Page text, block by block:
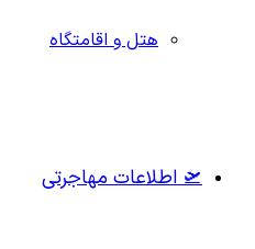
هتل و اقامتگاه
🛫 اطلاعات مهاجرتی